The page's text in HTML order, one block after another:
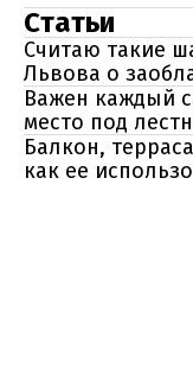
Статьи
Считаю такие
Львова о
Важен каждый
место под
Балкон,
как ее